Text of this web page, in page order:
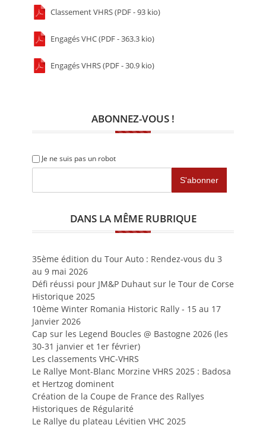
Classement VHRS (PDF - 93 kio)
Engagés VHC (PDF - 363.3 kio)
Engagés VHRS (PDF - 30.9 kio)
ABONNEZ-VOUS !
Je ne suis pas un robot
DANS LA MÊME RUBRIQUE
35ème édition du Tour Auto : Rendez-vous du 3
au 9 mai 2026
Défi réussi pour JM&P Duhaut sur le Tour de Corse
Historique 2025
10ème Winter Romania Historic Rally - 15 au 17
Janvier 2026
Cap sur les Legend Boucles @ Bastogne 2026 (les
30-31 janvier et 1er février)
Les classements VHC-VHRS
Le Rallye Mont-Blanc Morzine VHRS 2025 : Badosa
et Hertzog dominent
Création de la Coupe de France des Rallyes
Historiques de Régularité
Le Rallye du plateau Lévitien VHC 2025